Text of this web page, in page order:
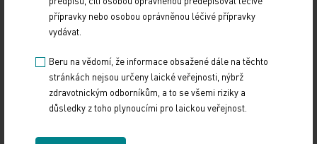
Vláda na svém zasedání ve středu 11. prosince schválila
důležitý dokument, Národní kardiovaskulární plán. Ten
definuje potřebné změny v oblasti…
PŘIHLASTE SE K ODBĚRU NOVINEK.
přípravky nebo osobou oprávněnou léčivé přípravky
vydávat.
Beru na vědomí, že informace obsažené dále na těchto
stránkách nejsou určeny laické veřejnosti, nýbrž
zdravotnickým odborníkům, a to se všemi riziky a
důsledky z toho plynoucími pro laickou veřejnost.